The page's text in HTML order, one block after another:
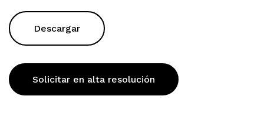
Descargar
Solicitar en alta resolución